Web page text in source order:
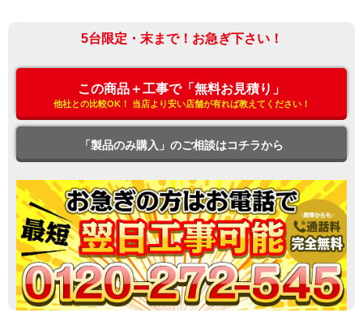
5台限定・末まで！お急ぎ下さい！
この商品＋工事で「無料お見積り」
他社との比較OK！ 当店より安い店舗が有れば教えてください！
「製品のみ購入」のご相談はコチラから